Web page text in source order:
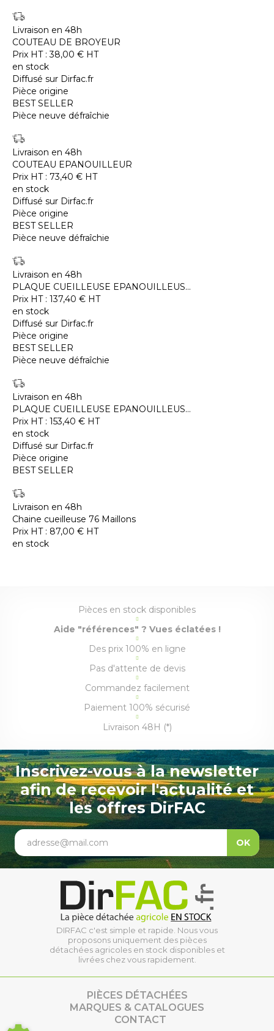
Livraison en 48h
COUTEAU DE BROYEUR
Prix HT :38,00 € HT
en stock
Diffusé sur Dirfac.fr
Pièce origine
BEST SELLER
Pièce neuve défraîchie
Livraison en 48h
COUTEAU EPANOUILLEUR
Prix HT : 73,40 € HT
en stock
Diffusé sur Dirfac.fr
Pièce origine
BEST SELLER
Pièce neuve défraîchie
Livraison en 48h
PLAQUE CUEILLEUSE EPANOUILLEUS...
Prix HT : 137,40 € HT
en stock
Diffusé sur Dirfac.fr
Pièce origine
BEST SELLER
Pièce neuve défraîchie
Livraison en 48h
PLAQUE CUEILLEUSE EPANOUILLEUS...
Prix HT : 153,40 € HT
en stock
Diffusé sur Dirfac.fr
Pièce origine
BEST SELLER
Livraison en 48h
Chaine cueilleuse 76 Maillons
Prix HT : 87,00 € HT
en stock
Pièces en stock disponibles
Aide "références" ? Vues éclatées !
Des prix 100% en ligne
Pas d'attente de devis
Commandez facilement
Paiement 100% sécurisé
Livraison 48H (*)
Inscrivez-vous à la newsletter
afin de recevoir l'actualité et
les offres DirFAC
adresse@mail.com OK
DIRFAC c'est simple et rapide. Nous vous
proposons uniquement des pièces
détachées agricoles en stock disponibles et
livrées chez vous rapidement.
PIÈCES DÉTACHÉES
MARQUES & CATALOGUES
CONTACT